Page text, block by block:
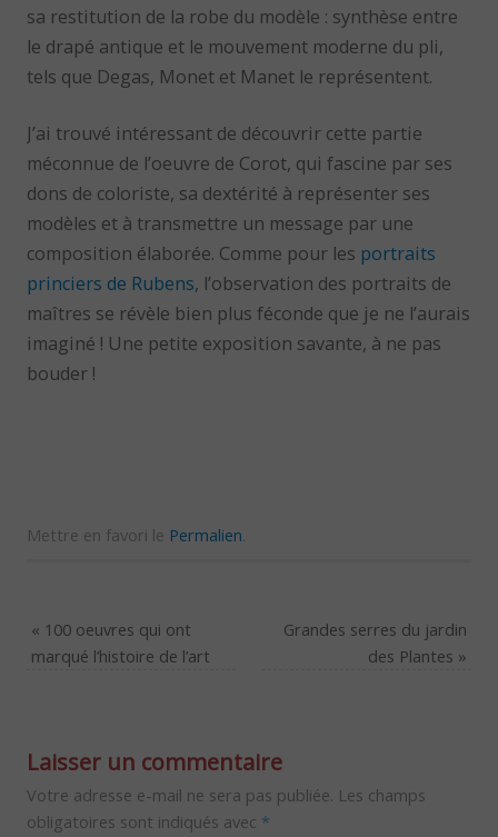
sa restitution de la robe du modèle : synthèse entre
le drapé antique et le mouvement moderne du pli,
tels que Degas, Monet et Manet le représentent.
J’ai trouvé intéressant de découvrir cette partie
méconnue de l’oeuvre de Corot, qui fascine par ses
dons de coloriste, sa dextérité à représenter ses
modèles et à transmettre un message par une
composition élaborée. Comme pour les portraits
princiers de Rubens, l’observation des portraits de
maîtres se révèle bien plus féconde que je ne l’aurais
imaginé ! Une petite exposition savante, à ne pas
bouder !
Mettre en favori le Permalien
« 100 oeuvres qui ont
marqué l’histoire de l’art
Grandes serres du jardin
des Plantes »
Laisser un commentaire
Votre adresse e-mail ne sera pas publiée. Les champs
obligatoires sont indiqués avec *